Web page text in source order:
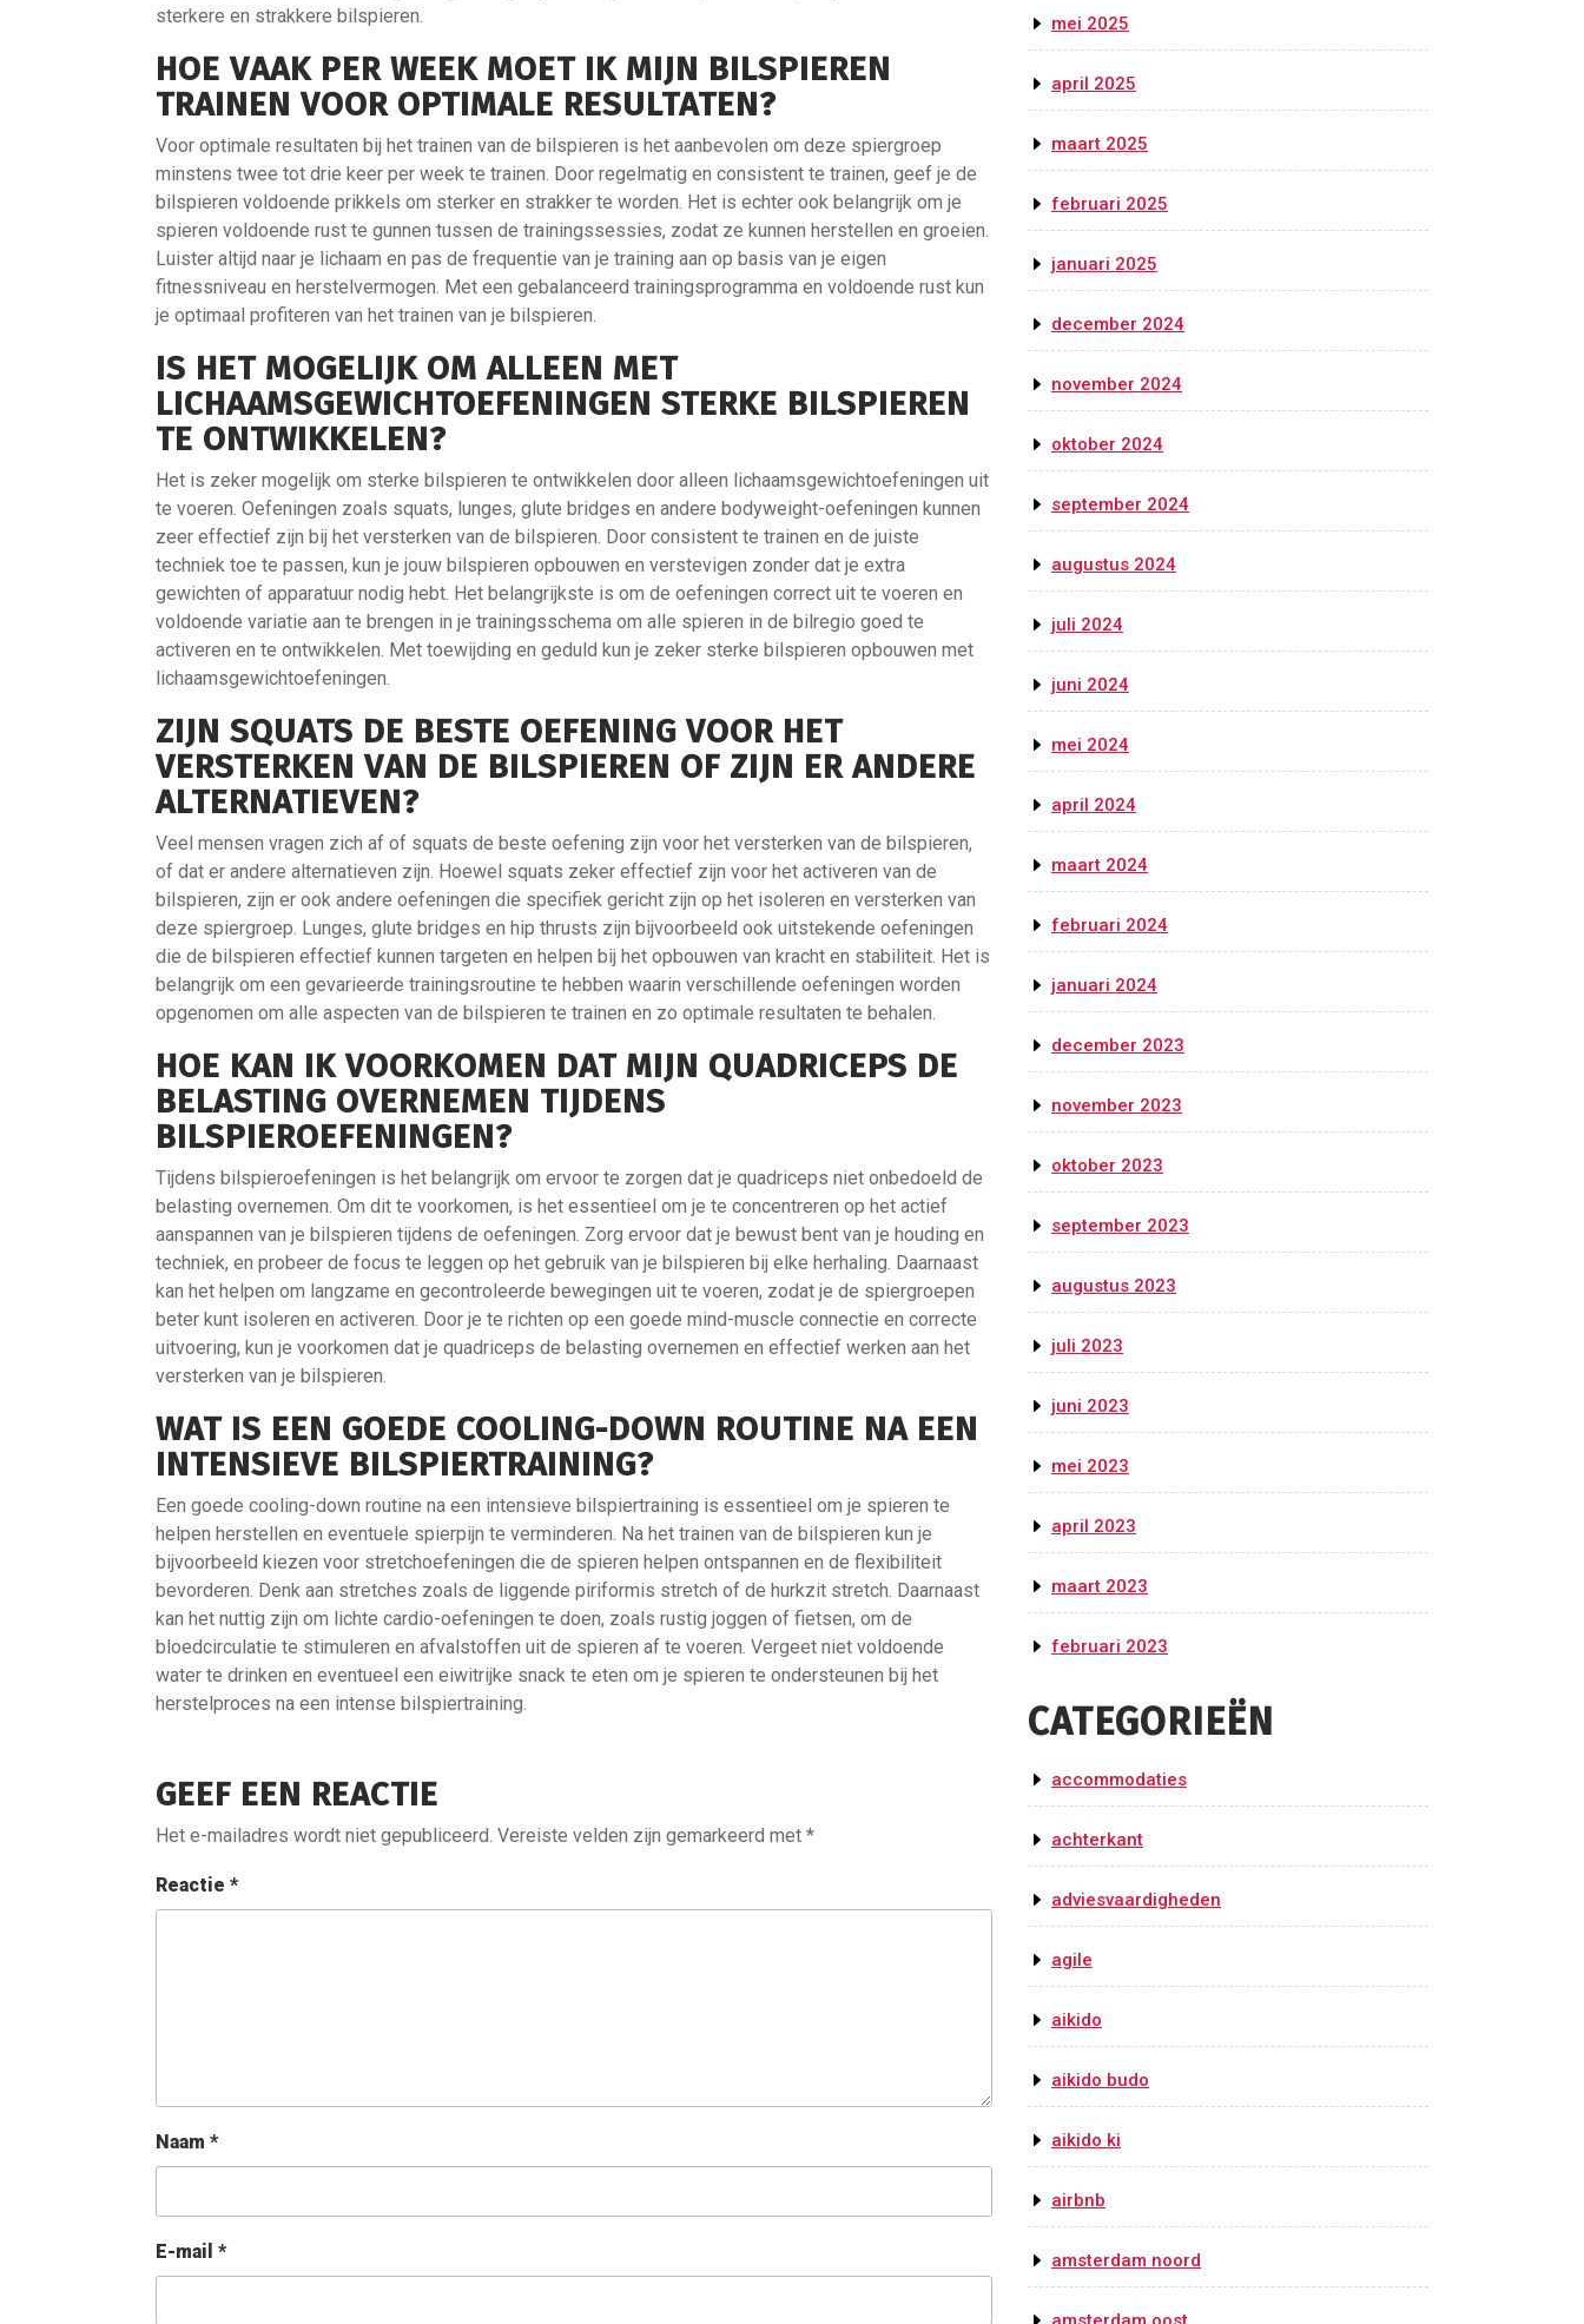
sterkere en strakkere bilspieren.
HOE VAAK PER WEEK MOET IK MIJN BILSPIEREN
TRAINEN VOOR OPTIMALE RESULTATEN?
Voor optimale resultaten bij het trainen van de bilspieren is het aanbevolen om deze spiergroep
minstens twee tot drie keer per week te trainen. Door regelmatig en consistent te trainen, geef je de
bilspieren voldoende prikkels om sterker en strakker te worden. Het is echter ook belangrijk om je
spieren voldoende rust te gunnen tussen de trainingssessies, zodat ze kunnen herstellen en groeien.
Luister altijd naar je lichaam en pas de frequentie van je training aan op basis van je eigen
fitnessniveau en herstelvermogen. Met een gebalanceerd trainingsprogramma en voldoende rust kun
je optimaal profiteren van het trainen van je bilspieren.
IS HET MOGELIJK OM ALLEEN MET
LICHAAMSGEWICHTOEFENINGEN STERKE BILSPIEREN
TE ONTWIKKELEN?
Het is zeker mogelijk om sterke bilspieren te ontwikkelen door alleen lichaamsgewichtoefeningen uit
te voeren. Oefeningen zoals squats, lunges, glute bridges en andere bodyweight-oefeningen kunnen
zeer effectief zijn bij het versterken van de bilspieren. Door consistent te trainen en de juiste
techniek toe te passen, kun je jouw bilspieren opbouwen en verstevigen zonder dat je extra
gewichten of apparatuur nodig hebt. Het belangrijkste is om de oefeningen correct uit te voeren en
voldoende variatie aan te brengen in je trainingsschema om alle spieren in de bilregio goed te
activeren en te ontwikkelen. Met toewijding en geduld kun je zeker sterke bilspieren opbouwen met
lichaamsgewichtoefeningen.
ZIJN SQUATS DE BESTE OEFENING VOOR HET
VERSTERKEN VAN DE BILSPIEREN OF ZIJN ER ANDERE
ALTERNATIEVEN?
Veel mensen vragen zich af of squats de beste oefening zijn voor het versterken van de bilspieren,
of dat er andere alternatieven zijn. Hoewel squats zeker effectief zijn voor het activeren van de
bilspieren, zijn er ook andere oefeningen die specifiek gericht zijn op het isoleren en versterken van
deze spiergroep. Lunges, glute bridges en hip thrusts zijn bijvoorbeeld ook uitstekende oefeningen
die de bilspieren effectief kunnen targeten en helpen bij het opbouwen van kracht en stabiliteit. Het is
belangrijk om een gevarieerde trainingsroutine te hebben waarin verschillende oefeningen worden
opgenomen om alle aspecten van de bilspieren te trainen en zo optimale resultaten te behalen.
HOE KAN IK VOORKOMEN DAT MIJN QUADRICEPS DE
BELASTING OVERNEMEN TIJDENS
BILSPIEROEFENINGEN?
Tijdens bilspieroefeningen is het belangrijk om ervoor te zorgen dat je quadriceps niet onbedoeld de
belasting overnemen. Om dit te voorkomen, is het essentieel om je te concentreren op het actief
aanspannen van je bilspieren tijdens de oefeningen. Zorg ervoor dat je bewust bent van je houding en
techniek, en probeer de focus te leggen op het gebruik van je bilspieren bij elke herhaling. Daarnaast
kan het helpen om langzame en gecontroleerde bewegingen uit te voeren, zodat je de spiergroepen
beter kunt isoleren en activeren. Door je te richten op een goede mind-muscle connectie en correcte
uitvoering, kun je voorkomen dat je quadriceps de belasting overnemen en effectief werken aan het
versterken van je bilspieren.
WAT IS EEN GOEDE COOLING-DOWN ROUTINE NA EEN
INTENSIEVE BILSPIERTRAINING?
Een goede cooling-down routine na een intensieve bilspiertraining is essentieel om je spieren te
helpen herstellen en eventuele spierpijn te verminderen. Na het trainen van de bilspieren kun je
bijvoorbeeld kiezen voor stretchoefeningen die de spieren helpen ontspannen en de flexibiliteit
bevorderen. Denk aan stretches zoals de liggende piriformis stretch of de hurkzit stretch. Daarnaast
kan het nuttig zijn om lichte cardio-oefeningen te doen, zoals rustig joggen of fietsen, om de
bloedcirculatie te stimuleren en afvalstoffen uit de spieren af te voeren. Vergeet niet voldoende
water te drinken en eventueel een eiwitrijke snack te eten om je spieren te ondersteunen bij het
herstelproces na een intense bilspiertraining.
GEEF EEN REACTIE
Het e-mailadres wordt niet gepubliceerd. Vereiste velden zijn gemarkeerd met *
Reactie *
Naam *
E-mail *
mei 2025
april 2025
maart 2025
februari 2025
januari 2025
december 2024
november 2024
oktober 2024
september 2024
augustus 2024
juli 2024
juni 2024
mei 2024
april 2024
maart 2024
februari 2024
januari 2024
december 2023
november 2023
oktober 2023
september 2023
augustus 2023
juli 2023
juni 2023
mei 2023
april 2023
maart 2023
februari 2023
CATEGORIEËN
accommodaties
achterkant
adviesvaardigheden
agile
aikido
aikido budo
aikido ki
airbnb
amsterdam noord